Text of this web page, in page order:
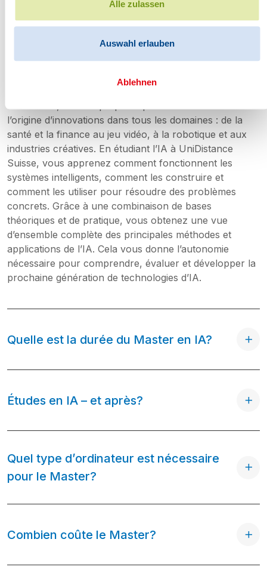
Alle zulassen
Auswahl erlauben
Ablehnen
Étudier l’IA, c’est se préparer pour l’avenir. L’IA est à
l’origine d’innovations dans tous les domaines : de la
santé et la finance au jeu vidéo, à la robotique et aux
industries créatives. En étudiant l’IA à UniDistance
Suisse, vous apprenez comment fonctionnent les
systèmes intelligents, comment les construire et
comment les utiliser pour résoudre des problèmes
concrets. Grâce à une combinaison de bases
théoriques et de pratique, vous obtenez une vue
d’ensemble complète des principales méthodes et
applications de l’IA. Cela vous donne l’autonomie
nécessaire pour comprendre, évaluer et développer la
prochaine génération de technologies d’IA.
Quelle est la durée du Master en IA?
Études en IA – et après?
Quel type d’ordinateur est nécessaire
pour le Master?
Combien coûte le Master?